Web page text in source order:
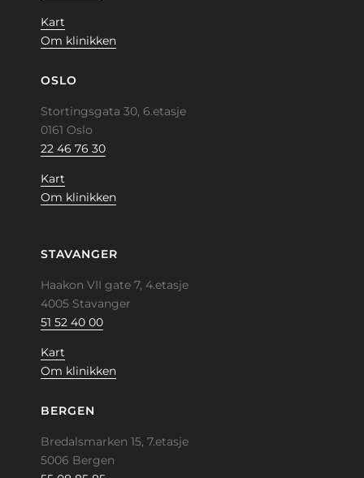
Kart
Om klinikken
OSLO
Stortingsgata 30, 6.etasje
0161 Oslo
22 46 76 30
Kart
Om klinikken
STAVANGER
Haakon VII gate 7, 4.etasje
4005 Stavanger
51 52 40 00
Kart
Om klinikken
BERGEN
Bredalsmarken 15, 7.etasje
5006 Bergen